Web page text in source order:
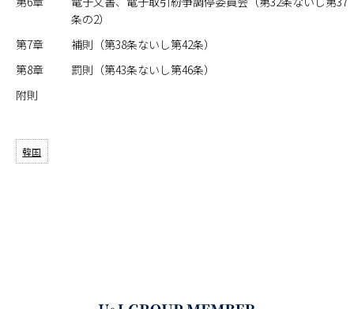
条の2）
第7章
補則（第38条ないし第42条）
第8章
罰則（第43条ないし第46条）
附則
韓国